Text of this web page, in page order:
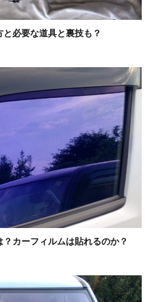
必要な道具と裏技も？
カーフィルムは貼れるのか？